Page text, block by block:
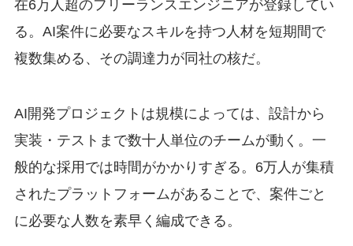
在6万人超のフリーランスエンジニアが登録してい
る。AI案件に必要なスキルを持つ人材を短期間で
複数集める、その調達力が同社の核だ。
AI開発プロジェクトは規模によっては、設計から
実装・テストまで数十人単位のチームが動く。一
般的な採用では時間がかかりすぎる。6万人が集積
されたプラットフォームがあることで、案件ごと
に必要な人数を素早く編成できる。